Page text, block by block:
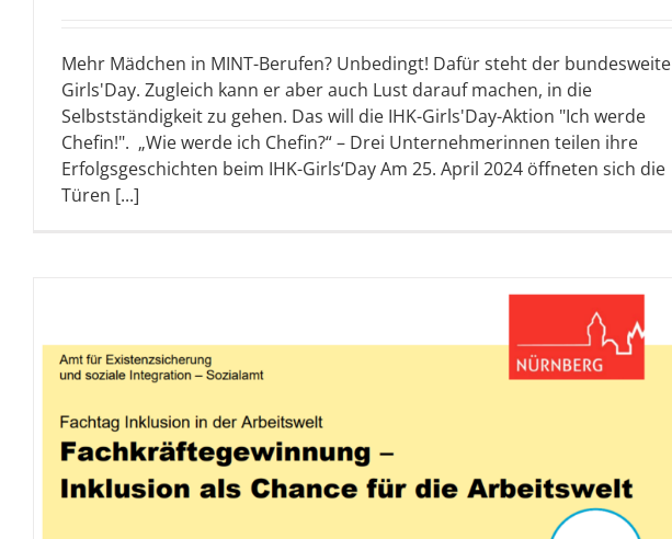
Mehr Mädchen in MINT-Berufen? Unbedingt! Dafür steht der bundesweite
Girls'Day. Zugleich kann er aber auch Lust darauf machen, in die
Selbstständigkeit zu gehen. Das will die IHK-Girls'Day-Aktion "Ich werde
Chefin!". „Wie werde ich Chefin?“ – Drei Unternehmerinnen teilen ihre
Erfolgsgeschichten beim IHK-Girls‘Day Am 25. April 2024 öffneten sich die
Türen [...]